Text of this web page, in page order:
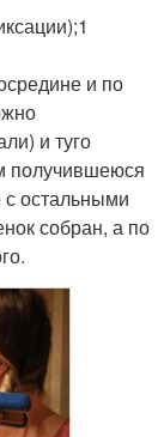
и по
и туго
получившеюся
с остальными
собран, а по